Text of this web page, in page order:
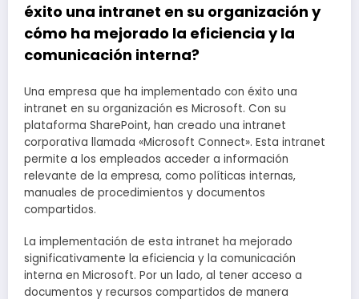
éxito una intranet en su organización y
cómo ha mejorado la eficiencia y la
comunicación interna?
Una empresa que ha implementado con éxito una
intranet en su organización es Microsoft. Con su
plataforma SharePoint, han creado una intranet
corporativa llamada «Microsoft Connect». Esta intranet
permite a los empleados acceder a información
relevante de la empresa, como políticas internas,
manuales de procedimientos y documentos
compartidos.
La implementación de esta intranet ha mejorado
significativamente la eficiencia y la comunicación
interna en Microsoft. Por un lado, al tener acceso a
documentos y recursos compartidos de manera